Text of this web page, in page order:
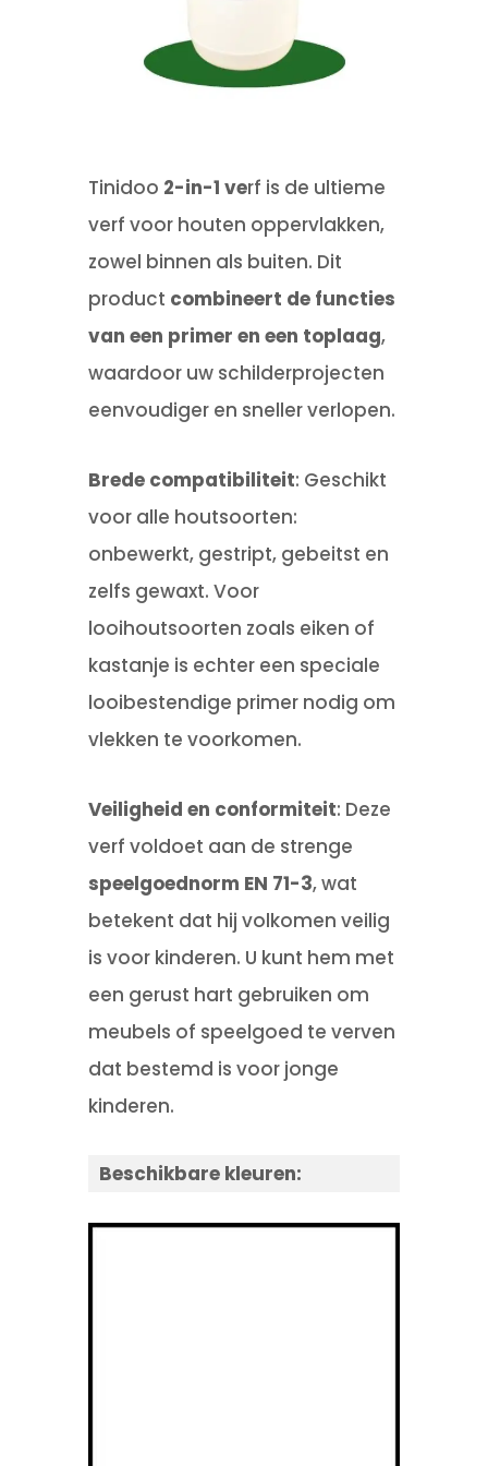
Tinidoo 2-in-1 verf is de ultieme
verf voor houten oppervlakken,
zowel binnen als buiten. Dit
product combineert de functies
van een primer en een toplaag,
waardoor uw schilderprojecten
eenvoudiger en sneller verlopen.
Brede compatibiliteit: Geschikt
voor alle houtsoorten:
onbewerkt, gestript, gebeitst en
zelfs gewaxt. Voor
looihoutsoorten zoals eiken of
kastanje is echter een speciale
looibestendige primer nodig om
vlekken te voorkomen.
Veiligheid en conformiteit: Deze
verf voldoet aan de strenge
speelgoednorm EN 71-3, wat
betekent dat hij volkomen veilig
is voor kinderen. U kunt hem met
een gerust hart gebruiken om
meubels of speelgoed te verven
dat bestemd is voor jonge
kinderen.
Beschikbare kleuren: